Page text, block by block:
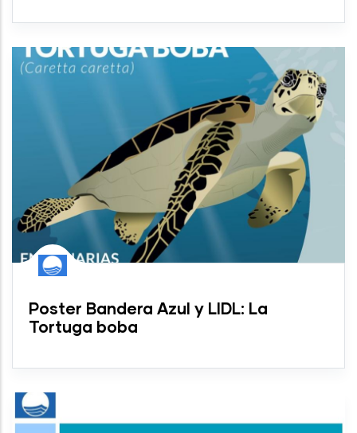
Poster Bandera Azul y LIDL: La
Tortuga boba